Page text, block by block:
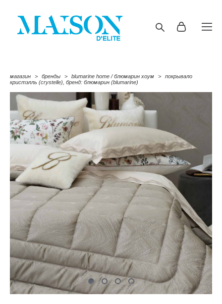
магазин > бренды > blumarine home / блюмарин хоум >
покрывало
кристэлль (crystelle), бренд: блюмарин (blumarine)